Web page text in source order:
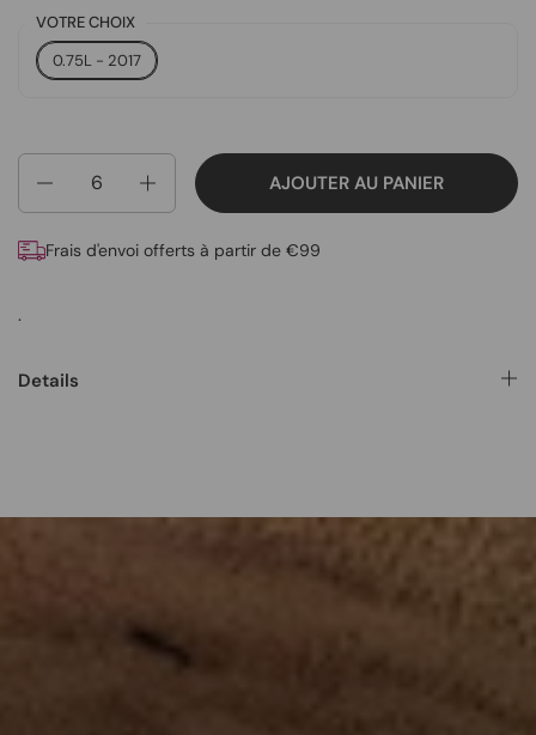
VOTRE CHOIX
0.75L - 2017
Quantité
AJOUTER AU PANIER
Frais d'envoi offerts à partir de €99
.
Details